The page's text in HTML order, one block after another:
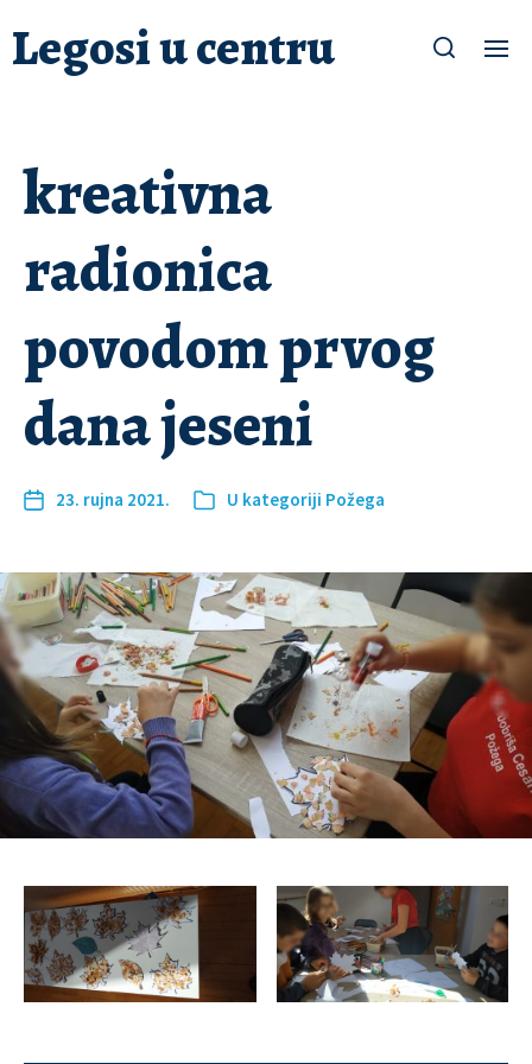
Legosi u centru
kreativna
radionica
povodom prvog
dana jeseni
23. rujna 2021. U kategoriji Požega